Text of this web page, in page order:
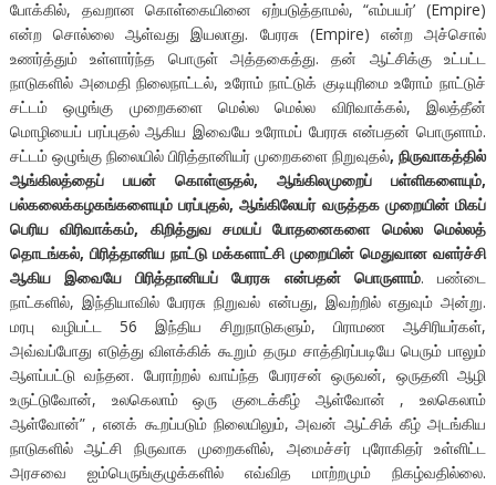
போக்கில், தவறான கொள்கையினை ஏற்படுத்தாமல், “எம்பயர்’ (Empire)
என்ற சொல்லை ஆள்வது இயலாது. பேரரசு (Empire) என்ற அச்சொல்
உணர்த்தும் உள்ளார்ந்த பொருள் அத்தகைத்து. தன் ஆட்சிக்கு உட்பட்ட
நாடுகளில் அமைதி நிலைநாட்டல், உரோம் நாட்டுக் குடியுரிமை உரோம் நாட்டுச்
சட்டம் ஒழுங்கு முறைகளை மெல்ல மெல்ல விரிவாக்கல், இலத்தீன்
மொழியைப் பரப்புதல் ஆகிய இவையே உரோமப் பேரரசு என்பதன் பொருளாம்.
சட்டம் ஒழுங்கு நிலையில் பிரித்தானியர் முறைகளை நிறுவுதல், நிருவாகத்தில்
ஆங்கிலத்தைப் பயன் கொள்ளுதல், ஆங்கிலமுறைப் பள்ளிகளையும்,
பல்கலைக்கழகங்களையும் பரப்புதல், ஆங்கிலேயர் வருத்தக முறையின் மிகப்
பெரிய விரிவாக்கம், கிறித்துவ சமயப் போதனைகளை மெல்ல மெல்லத்
தொடங்கல், பிரித்தானிய நாட்டு மக்களாட்சி முறையின் மெதுவான வளர்ச்சி
ஆகிய இவையே பிரித்தானியப் பேரரசு என்பதன் பொருளாம். பண்டை
நாட்களில், இந்தியாவில் பேரரசு நிறுவல் என்பது, இவற்றில் எதுவும் அன்று.
மரபு வழிபட்ட 56 இந்திய சிறுநாடுகளும், பிராமண ஆசிரியர்கள்,
அவ்வப்போது எடுத்து விளக்கிக் கூறும் தரும சாத்திரப்படியே பெரும் பாலும்
ஆளப்பட்டு வந்தன. பேராற்றல் வாய்ந்த பேரரசன் ஒருவன், ஒருதனி ஆழி
உருட்டுவோன், உலகெலாம் ஒரு குடைக்கீழ் ஆள்வோன் , உலகெலாம்
ஆள்வோன்” , எனக் கூறப்படும் நிலையிலும், அவன் ஆட்சிக் கீழ் அடங்கிய
நாடுகளில் ஆட்சி நிருவாக முறைகளில், அமைச்சர் புரோகிதர் உள்ளிட்ட
அரசவை ஐம்பெருங்குழுக்களில் எவ்வித மாற்றமும் நிகழ்வதில்லை.